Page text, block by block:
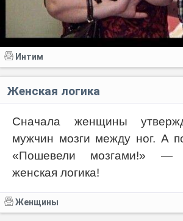
Интим
Женская логика
Сначала женщины
мужчин мозги между ног. А
«Пошевели мозгами!» —
женская логика!
Женщины